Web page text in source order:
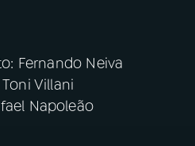
Fernando Neiva
Villani
Napoleão